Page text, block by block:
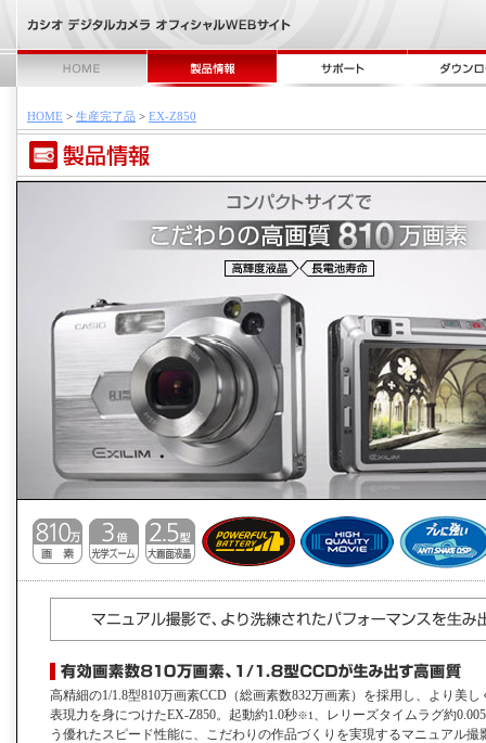
HOME > 生産完了品 > EX-Z850
高精細の1/1.8型810万画素CCD（総画素数832万画素）を採用し、より美し
表現力を身につけたEX-Z850。起動約1.0秒※1、レリーズタイムラグ約
う優れたスピード性能に、こだわりの作品づくりを実現するマニュアル撮